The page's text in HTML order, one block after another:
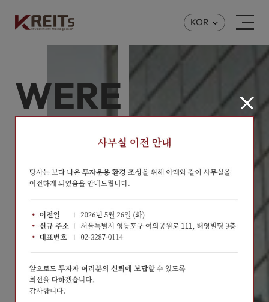
KOR
WE’RE
INSIGHTED
EXPERTS
한 발 앞선 Insight로 부동산금융시장을 선도합니다.